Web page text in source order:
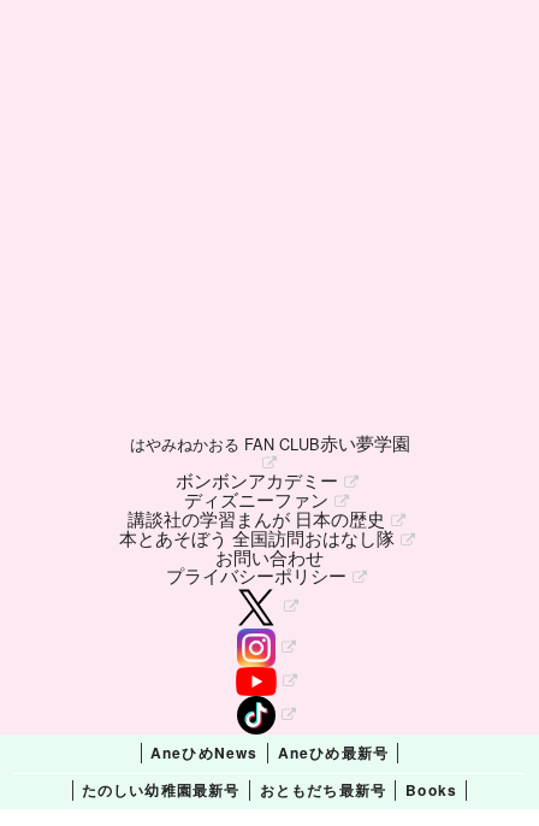
はやみねかおる FAN CLUB赤い夢学園
ボンボンアカデミー
ディズニーファン
講談社の学習まんが 日本の歴史
本とあそぼう 全国訪問おはなし隊
お問い合わせ
プライバシーポリシー
AneひめNews
Aneひめ最新号
たのしい幼稚園最新号
おともだち最新号 Books